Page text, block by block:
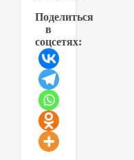
Поделиться
в
соцсетях: